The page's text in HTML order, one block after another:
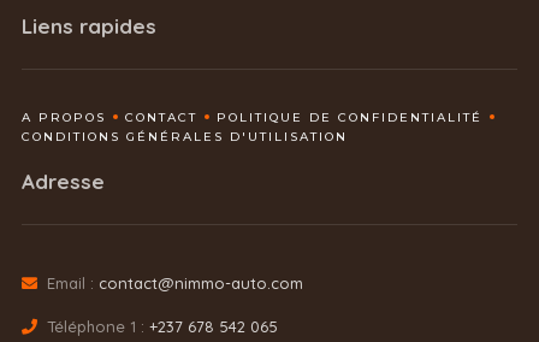
Liens rapides
A PROPOS CONTACT
POLITIQUE DE CONFIDENTIALITÉ
CONDITIONS GÉNÉRALES D'UTILISATION
Adresse
Email : contact@nimmo-auto.com
Téléphone 1 : +237 678 542 065